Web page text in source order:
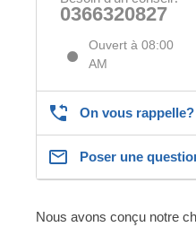
0366320827
Ouvert à 08:00
AM
On vous rappelle?
Poser une
Nous avons conçu notre